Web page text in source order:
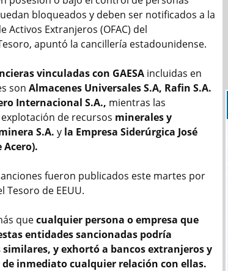
bloqueados y deben ser notificados a la
Activos Extranjeros (OFAC) del
apuntó la cancillería estadounidense.
vinculadas con GAESA incluidas en
son Almacenes Universales S.A, Rafin S.A.
Internacional S.A., mientras las
de recursos minerales y
S.A. y la Empresa Siderúrgica José
fueron publicados este martes por
Tesoro de EEUU.
quecualquier persona o empresa que
entidades sancionadas podría
y exhortó a bancos extranjeros y
de inmediato cualquier relación con ellas.